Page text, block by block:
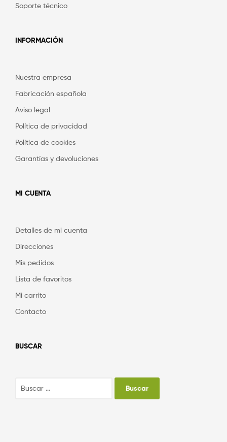
Soporte técnico
INFORMACIÓN
Nuestra empresa
Fabricación española
Aviso legal
Política de privacidad
Política de cookies
Garantías y devoluciones
MI CUENTA
Detalles de mi cuenta
Direcciones
Mis pedidos
Lista de favoritos
Mi carrito
Contacto
BUSCAR